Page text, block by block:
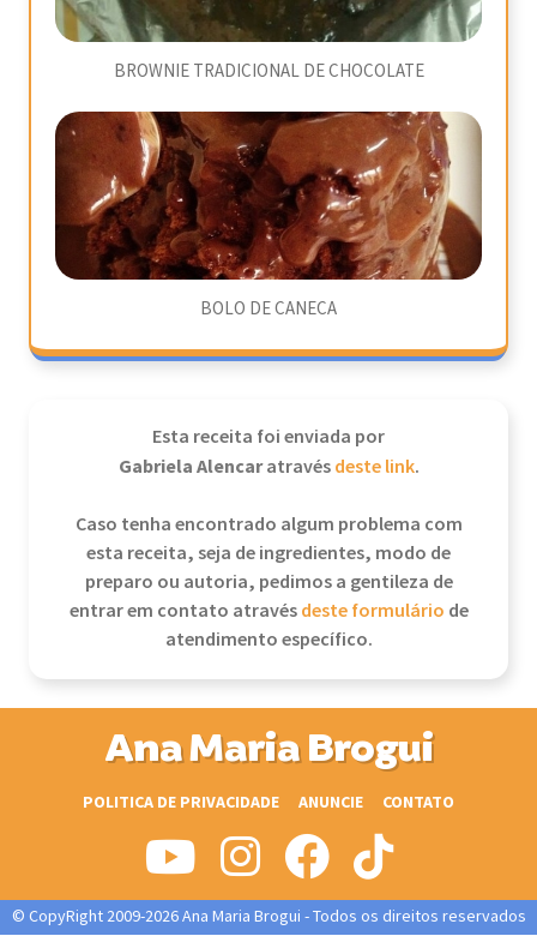
BROWNIE TRADICIONAL DE CHOCOLATE
BOLO DE CANECA
Esta receita foi enviada por
Gabriela Alencaratravésdeste link.
Caso tenha encontrado algum problema com
esta receita, seja de ingredientes, modo de
preparo ou autoria, pedimos a gentileza de
entrar em contato atravésdeste formulário de
atendimento específico.
Ana Maria Brogui
POLITICA DE PRIVACIDADE ANUNCIE CONTATO
© CopyRight 2009-2026 Ana Maria Brogui - Todos os direitos reservados